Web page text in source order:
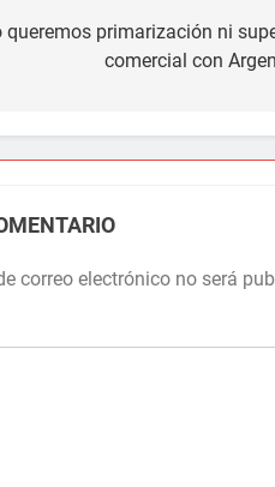
queremos primarización ni
comercial con
correo electrónico no será